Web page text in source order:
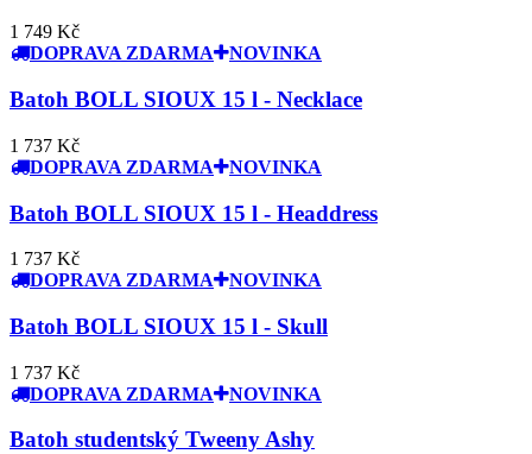
1 749 Kč
DOPRAVA ZDARMA
NOVINKA
Batoh BOLL SIOUX 15 l - Necklace
1 737 Kč
DOPRAVA ZDARMA
NOVINKA
Batoh BOLL SIOUX 15 l - Headdress
1 737 Kč
DOPRAVA ZDARMA
NOVINKA
Batoh BOLL SIOUX 15 l - Skull
1 737 Kč
DOPRAVA ZDARMA
NOVINKA
Batoh studentský Tweeny Ashy